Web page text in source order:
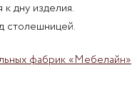
дну изделия.
столешницей.
фабрик «Мебелайн»